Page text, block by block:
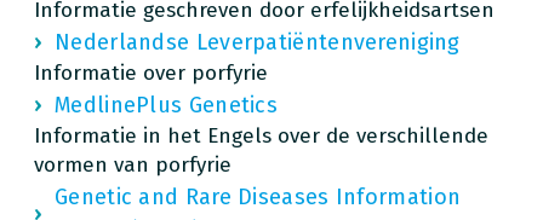
Informatie geschreven door erfelijkheidsartsen
Nederlandse Leverpatiëntenvereniging
Informatie over porfyrie
MedlinePlus Genetics
Informatie in het Engels over de verschillende
vormen van porfyrie
Genetic and Rare Diseases Information